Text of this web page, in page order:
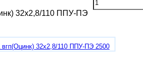
32х2,8/110 ППУ-ПЭ